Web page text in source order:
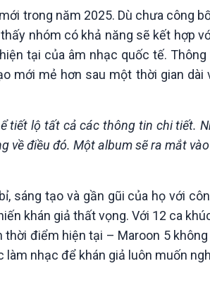
trong năm 2025. Dù chưa công
nhóm có khả năng sẽ kết hợp
tại của âm nhạc quốc tế.
mới mẻ hơn sau một thời gian dài
tiết lộ tất cả các thông tin chi tiết.
điều đó. Một album sẽ ra mắt
sáng tạo và gần gũi của họ với
khán giả thất vọng. Với 12 ca
điểm hiện tại – Maroon 5
nhạc để khán giả luôn muốn